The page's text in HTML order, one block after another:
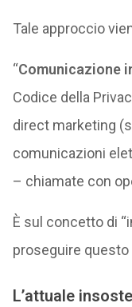
Tale approccio
“Comunicazione
Codice della
direct marketing
comunicazioni
– chiamate con
È sul concetto di
proseguire
L’attuale